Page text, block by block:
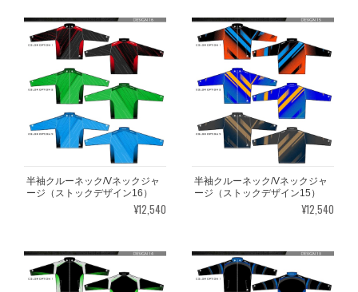
半袖クルーネック/Vネックジャ
ージ（ストックデザイン16）
¥12,540
半袖クルーネック/Vネックジャ
ージ（ストックデザイン15）
¥12,540